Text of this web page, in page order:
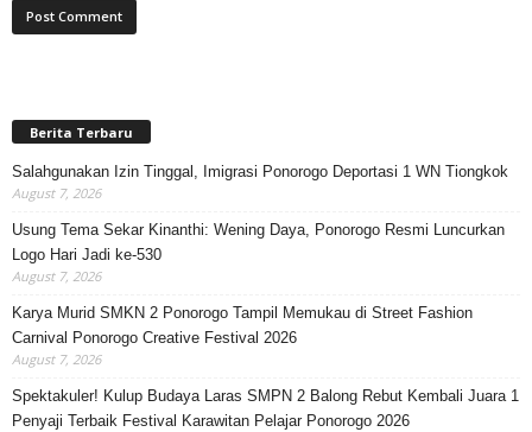
Berita Terbaru
Salahgunakan Izin Tinggal, Imigrasi Ponorogo Deportasi 1 WN Tiongkok
August 7, 2026
Usung Tema Sekar Kinanthi: Wening Daya, Ponorogo Resmi Luncurkan
Logo Hari Jadi ke-530
August 7, 2026
Karya Murid SMKN 2 Ponorogo Tampil Memukau di Street Fashion
Carnival Ponorogo Creative Festival 2026
August 7, 2026
Spektakuler! Kulup Budaya Laras SMPN 2 Balong Rebut Kembali Juara 1
Penyaji Terbaik Festival Karawitan Pelajar Ponorogo 2026